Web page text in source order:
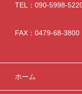
TEL：090-5998-
FAX：0479-68-3800
ホーム